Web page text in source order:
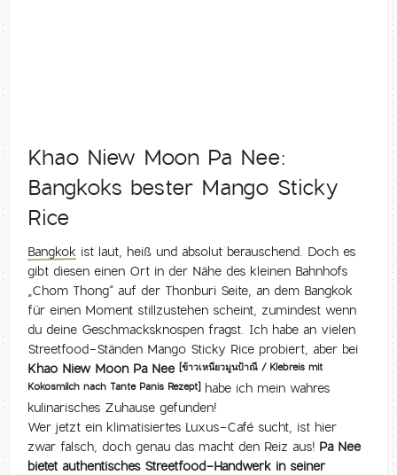
Khao Niew Moon Pa Nee:
Bangkoks bester Mango Sticky
Rice
Bangkok ist laut, heiß und absolut berauschend. Doch es
gibt diesen einen Ort in der Nähe des kleinen Bahnhofs
„Chom Thong“ auf der Thonburi Seite, an dem Bangkok
für einen Moment stillzustehen scheint, zumindest wenn
du deine Geschmacksknospen fragst. Ich habe an vielen
Streetfood-Ständen Mango Sticky Rice probiert, aber bei
Khao Niew Moon Pa Nee [ข้าวเหนียวมูนป้าณี / Klebreis mit
Kokosmilch nach Tante Panis Rezept] habe ich mein wahres
kulinarisches Zuhause gefunden!
Wer jetzt ein klimatisiertes Luxus-Café sucht, ist hier
zwar falsch, doch genau das macht den Reiz aus! Pa Nee
bietet authentisches Streetfood-Handwerk in seiner